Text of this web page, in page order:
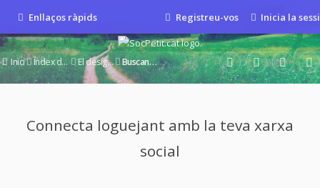
Enllaços ràpids Inicia la
Registreu-vos
Inici Índex del fòrum El desig d'un nou bebè Buscant un embaràs
Connecta loguejant amb la teva xarxa
social